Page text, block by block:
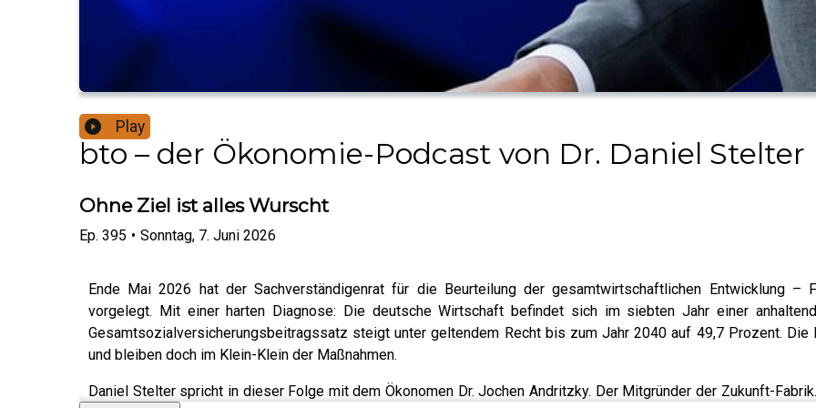
Play
bto – der Ökonomie-Podcast von Dr. Daniel Stelter
Ohne Ziel ist alles Wurscht
Ep. 395 • Sonntag, 7. Juni 2026
Ende Mai 2026 hat der Sachverständigenrat für die Beurteilung der gesamtwirtschaftlichen Entwicklung –
vorgelegt. Mit einer harten Diagnose: Die deutsche Wirtschaft befindet sich im siebten Jahr einer
Gesamtsozialversicherungsbeitragssatz steigt unter geltendem Recht bis zum Jahr 2040 auf 49,7 Prozent.
und bleiben doch im Klein-Klein der Maßnahmen.
Daniel Stelter spricht in dieser Folge mit dem Ökonomen Dr. Jochen Andritzky. Der Mitgründer der Zukunft-